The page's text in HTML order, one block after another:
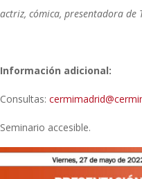
actriz, cómica, presentadora de
Información adicional:
Consultas:
Seminario accesible.